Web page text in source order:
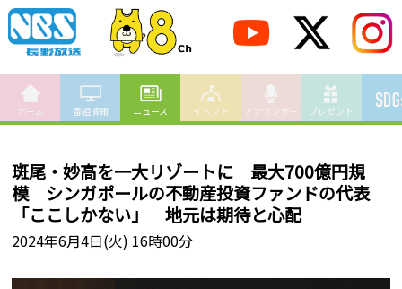
ホーム 番組情報 ニュース イベント アナウンサー プレゼント
斑尾・妙高を一大リゾートに 最大700億円規
模 シンガポールの不動産投資ファンドの代表
「ここしかない」 地元は期待と心配
2024年6月4日(火) 16時00分